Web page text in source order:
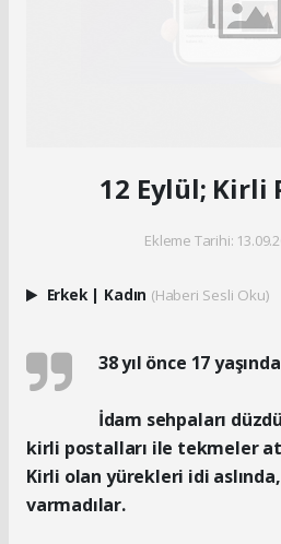
12 Eylül; Kirli
Ekleme Tarihi:
Erkek | Kadın (Haberi Sesli Oku)
38 yıl önce 17
İdam sehpaları
kirli postalları ile tekmeler
Kirli olan yürekleri idi
varmadılar.